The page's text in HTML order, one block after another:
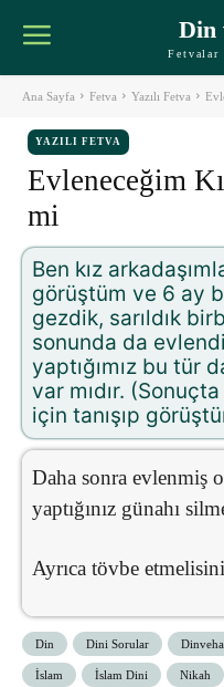
Din
Ana Sayfa Fetva Yazılı Fetva
YAZILI FETVA
Evleneceğim
mi
Ben kız
görüştüm ve 6 ay
gezdik, sarıldık
sonunda da
yaptığımız bu tür
var mıdır.
için tanışıp
Daha sonra evlenmiş
yaptığınız günahı
Ayrıca tövbe
Din Dini Sorular
İslam İslam Dini Nikah